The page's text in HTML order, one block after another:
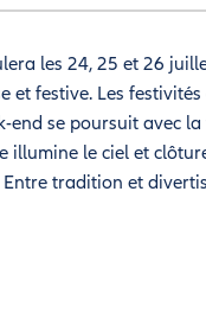
les 24, 25 et 26
et festive. Les
se poursuit avec la
illumine le ciel et
tradition et